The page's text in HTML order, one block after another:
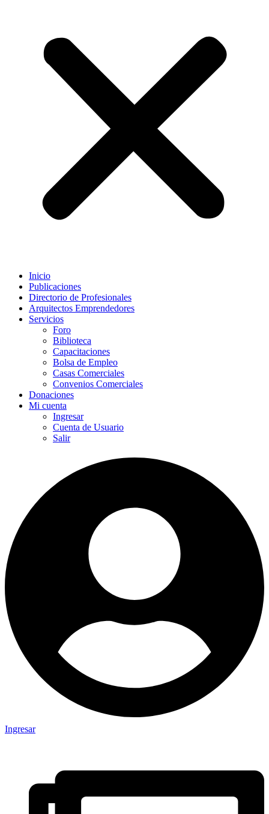
Inicio
Publicaciones
Directorio de Profesionales
Arquitectos Emprendedores
Servicios
Foro
Biblioteca
Capacitaciones
Bolsa de Empleo
Casas Comerciales
Convenios Comerciales
Donaciones
Mi cuenta
Ingresar
Cuenta de Usuario
Salir
Ingresar